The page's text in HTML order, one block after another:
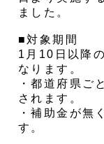
ました。
■対象期間
1月10日以降
なります。
・都道府県ご
されます。
・補助金が無
す。